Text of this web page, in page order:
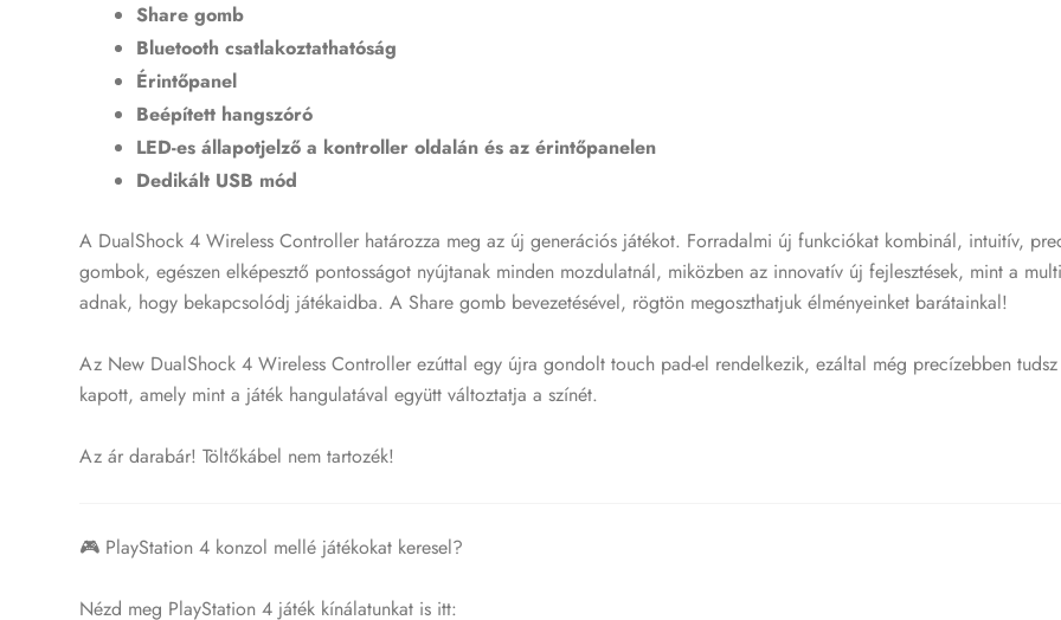
Share gomb
Bluetooth csatlakoztathatóság
Érintőpanel
Beépített hangszóró
LED-es állapotjelző a kontroller oldalán és az érintőpanelen
Dedikált USB mód
A DualShock 4 Wireless Controller határozza meg az új generációs játékot. Forradalmi új funkciókat kombinál, intuitív,
gombok, egészen elképesztő pontosságot nyújtanak minden mozdulatnál, miközben az innovatív új fejlesztések, mint a
adnak, hogy bekapcsolódj játékaidba. A Share gomb bevezetésével, rögtön megoszthatjuk élményeinket barátainkal!
Az New DualShock 4 Wireless Controller ezúttal egy újra gondolt touch pad-el rendelkezik, ezáltal még precízebben
kapott, amely mint a játék hangulatával együtt változtatja a színét.
Az ár darabár! Töltőkábel nem tartozék!
🎮 PlayStation 4 konzol mellé játékokat keresel?
Nézd meg PlayStation 4 játék kínálatunkat is itt: